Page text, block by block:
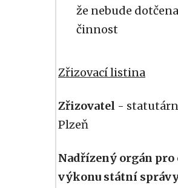
že nebude
činnost
Zřizovací listina
Zřizovatel -
Plzeň
Nadřízený orgán pro
výkonu státní